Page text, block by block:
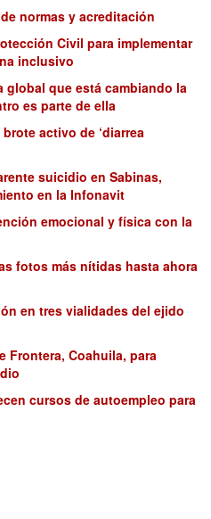
normas y acreditación
Civil para implementar
inclusivo
global que está cambiando la
es parte de ella
activo de ‘diarrea
suicidio en Sabinas,
en la Infonavit
emocional y física con la
fotos más nítidas hasta ahora
en tres vialidades del ejido
Frontera, Coahuila, para
cursos de autoempleo para